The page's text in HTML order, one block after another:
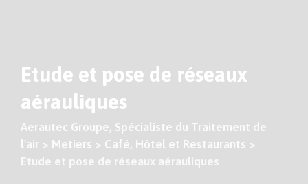
Etude et pose de réseaux
aérauliques
Aerautec Groupe, Spécialiste du Traitement de
l'air > Metiers > Café, Hôtel et Restaurants >
Etude et pose de réseaux aérauliques